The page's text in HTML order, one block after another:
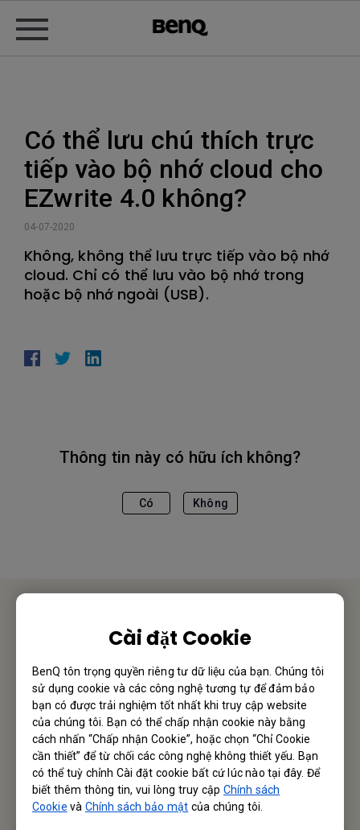
Cài đặt Cookie
BenQ tôn trọng quyền riêng tư dữ liệu của bạn. Chúng tôi
sử dụng cookie và các công nghệ tương tự để đảm bảo
bạn có được trải nghiệm tốt nhất khi truy cập website
của chúng tôi. Bạn có thể chấp nhận cookie này bằng
cách nhấn “Chấp nhận Cookie”, hoặc chọn “Chỉ Cookie
cần thiết” để từ chối các công nghệ không thiết yếu. Bạn
có thể tuỳ chỉnh Cài đặt cookie bất cứ lúc nào tại đây. Để
biết thêm thông tin, vui lòng truy cập Chính sách
Cookie vàChính sách bảo mật của chúng tôi.
Có thể lưu chú thích trực
tiếp vào bộ nhớ cloud cho
EZwrite 4.0 không?
04-07-2020
Không, không thể lưu trực tiếp vào bộ nhớ
cloud. Chỉ có thể lưu vào bộ nhớ trong
hoặc bộ nhớ ngoài (USB).
Thông tin này có hữu ích không?
Có Không
Liên hệ chúng tôi
Hân hạnh nhận được phản hồi từ Quý Khách Hàng/ Đối
Tác
Gửi Email
Business Vietnam